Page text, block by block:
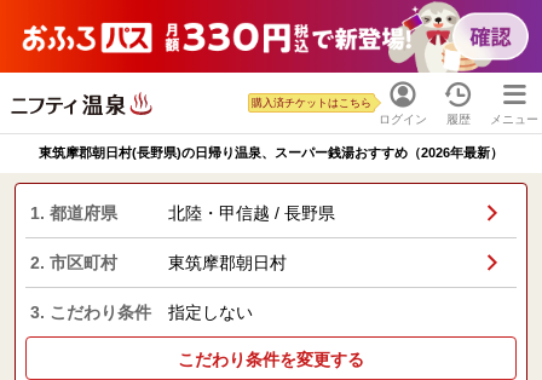
ログイン
購入済チケットはこちら
履歴 メニュー
東筑摩郡朝日村(長野県)の日帰り温泉、スーパー銭湯おすすめ（2026年最新）
1. 都道府県 北陸・甲信越 / 長野県
2. 市区町村 東筑摩郡朝日村
3. こだわり条件 指定しない
こだわり条件を変更する